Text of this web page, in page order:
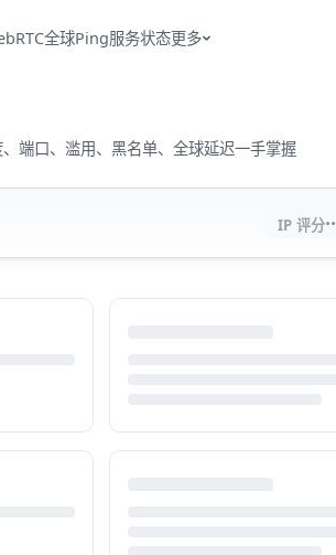
全球Ping服务状态更多
端口、滥用、黑名单、全球延迟一手掌握
IP 评分··